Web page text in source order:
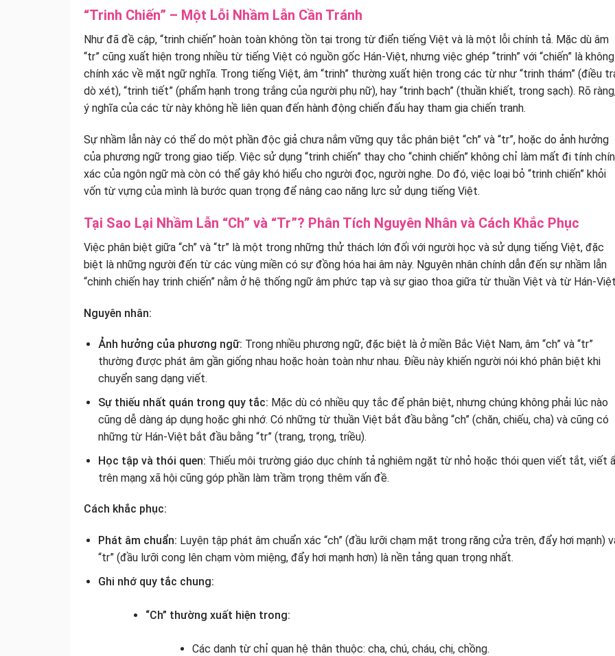
“Trinh Chiến” – Một Lỗi Nhầm Lẫn Cần Tránh
Như đã đề cập, “trinh chiến” hoàn toàn không tồn tại trong từ điển tiếng Việt và là một lỗi chính tả. Mặc dù âm
“tr” cũng xuất hiện trong nhiều từ tiếng Việt có nguồn gốc Hán-Việt, nhưng việc ghép “trinh” với “chiến” là không
chính xác về mặt ngữ nghĩa. Trong tiếng Việt, âm “trinh” thường xuất hiện trong các từ như “trinh thám” (điều
dò xét), “trinh tiết” (phẩm hạnh trong trắng của người phụ nữ), hay “trinh bạch” (thuần khiết, trong sạch). Rõ
ý nghĩa của các từ này không hề liên quan đến hành động chiến đấu hay tham gia chiến tranh.
Sự nhầm lẫn này có thể do một phần độc giả chưa nắm vững quy tắc phân biệt “ch” và “tr”, hoặc do ảnh hưởng
của phương ngữ trong giao tiếp. Việc sử dụng “trinh chiến” thay cho “chinh chiến” không chỉ làm mất đi tính
xác của ngôn ngữ mà còn có thể gây khó hiểu cho người đọc, người nghe. Do đó, việc loại bỏ “trinh chiến” khỏi
vốn từ vựng của mình là bước quan trọng để nâng cao năng lực sử dụng tiếng Việt.
Tại Sao Lại Nhầm Lẫn “Ch” và “Tr”? Phân Tích Nguyên Nhân và Cách Khắc Phục
Việc phân biệt giữa “ch” và “tr” là một trong những thử thách lớn đối với người học và sử dụng tiếng Việt, đặc
biệt là những người đến từ các vùng miền có sự đồng hóa hai âm này. Nguyên nhân chính dẫn đến sự nhầm lẫn
“chinh chiến hay trinh chiến” nằm ở hệ thống ngữ âm phức tạp và sự giao thoa giữa từ thuần Việt và từ Hán-
Nguyên nhân:
Ảnh hưởng của phương ngữ: Trong nhiều phương ngữ, đặc biệt là ở miền Bắc Việt Nam, âm “ch” và “tr”
thường được phát âm gần giống nhau hoặc hoàn toàn như nhau. Điều này khiến người nói khó phân biệt khi
chuyển sang dạng viết.
Sự thiếu nhất quán trong quy tắc: Mặc dù có nhiều quy tắc để phân biệt, nhưng chúng không phải lúc nào
cũng dễ dàng áp dụng hoặc ghi nhớ. Có những từ thuần Việt bắt đầu bằng “ch” (chăn, chiếu, cha) và cũng có
những từ Hán-Việt bắt đầu bằng “tr” (trang, trọng, triều).
Học tập và thói quen: Thiếu môi trường giáo dục chính tả nghiêm ngặt từ nhỏ hoặc thói quen viết tắt, viết
trên mạng xã hội cũng góp phần làm trầm trọng thêm vấn đề.
Cách khắc phục:
Phát âm chuẩn: Luyện tập phát âm chuẩn xác “ch” (đầu lưỡi chạm mặt trong răng cửa trên, đẩy hơi mạnh)
“tr” (đầu lưỡi cong lên chạm vòm miệng, đẩy hơi mạnh hơn) là nền tảng quan trọng nhất.
Ghi nhớ quy tắc chung:
“Ch” thường xuất hiện trong:
Các danh từ chỉ quan hệ thân thuộc: cha, chú, cháu, chị, chồng.